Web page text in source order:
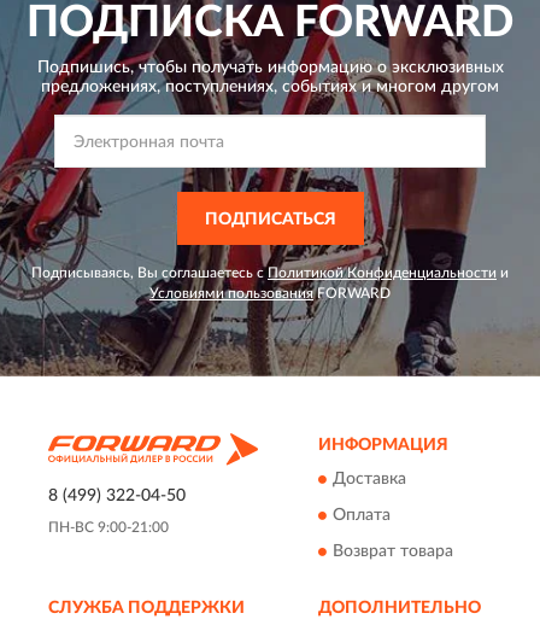
ПОДПИСКА FORWARD
Подпишись, чтобы получать информацию о эксклюзивных
предложениях,поступлениях, событиях и многом другом
ПОДПИСАТЬСЯ
Подписываясь, Вы соглашаетесь сПолитикой Конфиденциальности и
Условиями пользованияFORWARD
8 (499) 322-04-50
ПН-ВС 9:00-21:00
ИНФОРМАЦИЯ
Доставка
Оплата
Возврат товара
СЛУЖБА ПОДДЕРЖКИ ДОПОЛНИТЕЛЬНО